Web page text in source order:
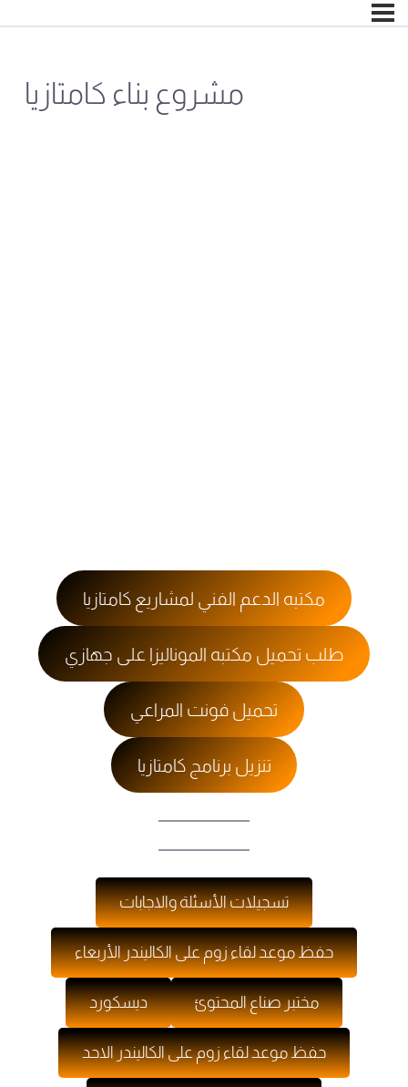
مشروع بناء كامتازيا
مكتبه الدعم الفني لمشاريع كامتازيا
طلب تحميل مكتبه الموناليزا على جهازي
تحميل فونت المراعي
تنزيل برنامج كامتازيا
تسجيلات الأسئلة والاجابات
حفظ موعد لقاء زوم على الكاليندر الأربعاء
مختبر صناع المحتوئ ديسكورد
حفظ موعد لقاء زوم على الكاليندر الاحد